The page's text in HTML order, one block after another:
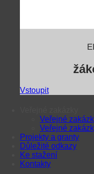
Vstoupit
Veřejné
Veřejné
Projekty a granty
Důležité odkazy
Ke stažení
Kontakty